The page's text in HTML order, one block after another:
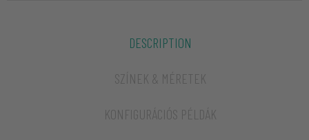
DESCRIPTION
SZÍNEK & MÉRETEK
KONFIGURÁCIÓS PÉLDÁK